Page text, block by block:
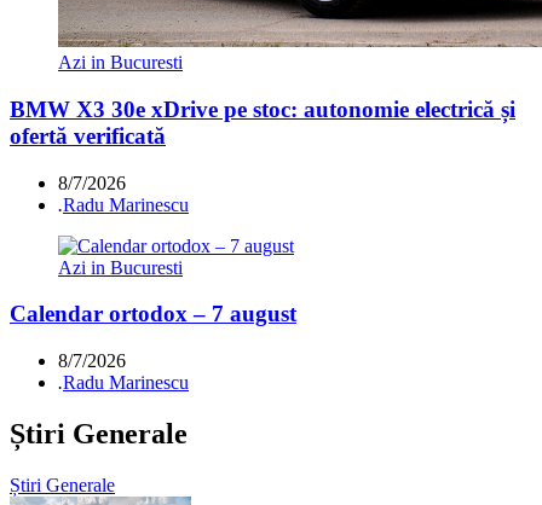
Azi in Bucuresti
BMW X3 30e xDrive pe stoc: autonomie electrică și
ofertă verificată
8/7/2026
.Radu Marinescu
Azi in Bucuresti
Calendar ortodox – 7 august
8/7/2026
.Radu Marinescu
Știri Generale
Știri Generale